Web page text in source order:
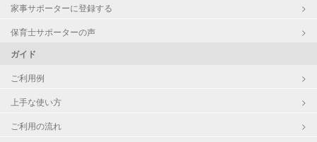
家事サポーターに登録する
保育士サポーターの声
ガイド
ご利用例
上手な使い方
ご利用の流れ